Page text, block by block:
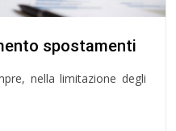
spostamenti
nella limitazione degli